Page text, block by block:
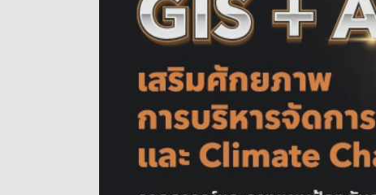
GeoAI
Mapping
Field Operations
Spatial & Data Science
Construction
Banking
Climate Action
Defense
Education
Electric